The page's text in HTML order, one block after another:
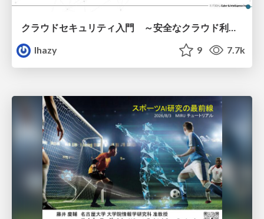
クラウドセキュリティ入門 ～安全なクラウド利用のための基礎知識～
lhazy
9 7.7k